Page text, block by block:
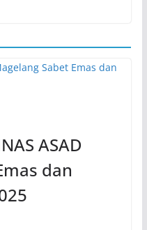
ASAD
dan